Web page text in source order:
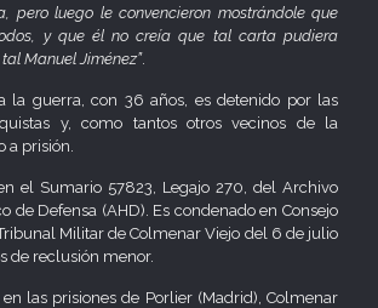
pero luego le convencieron mostrándole que
y que él no creía que tal carta pudiera
Manuel Jiménez”.
la guerra, con 36 años, es detenido por las
y, como tantos otros vecinos de la
a prisión.
el Sumario 57823, Legajo 270, del Archivo
de Defensa (AHD). Es condenado en Consejo
Militar de Colmenar Viejo del 6 de julio
de reclusión menor.
las prisiones de Porlier (Madrid), Colmenar